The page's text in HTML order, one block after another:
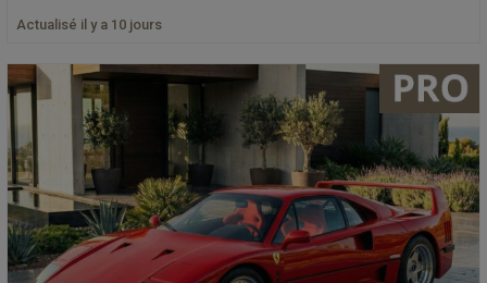
Actualisé il y a 10 jours